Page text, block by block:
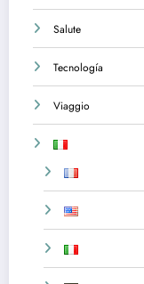
Salute
Tecnología
Viaggio